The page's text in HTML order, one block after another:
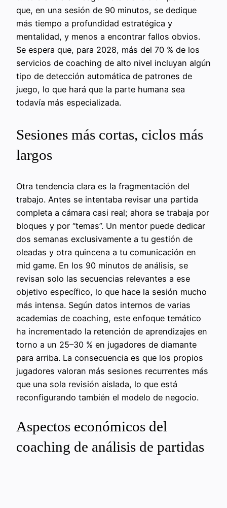
que, en una sesión de 90 minutos, se dedique
más tiempo a profundidad estratégica y
mentalidad, y menos a encontrar fallos obvios.
Se espera que, para 2028, más del 70 % de los
servicios de coaching de alto nivel incluyan algún
tipo de detección automática de patrones de
juego, lo que hará que la parte humana sea
todavía más especializada.
Sesiones más cortas, ciclos más
largos
Otra tendencia clara es la fragmentación del
trabajo. Antes se intentaba revisar una partida
completa a cámara casi real; ahora se trabaja por
bloques y por “temas”. Un mentor puede dedicar
dos semanas exclusivamente a tu gestión de
oleadas y otra quincena a tu comunicación en
mid game. En los 90 minutos de análisis, se
revisan solo las secuencias relevantes a ese
objetivo específico, lo que hace la sesión mucho
más intensa. Según datos internos de varias
academias de coaching, este enfoque temático
ha incrementado la retención de aprendizajes en
torno a un 25–30 % en jugadores de diamante
para arriba. La consecuencia es que los propios
jugadores valoran más sesiones recurrentes más
que una sola revisión aislada, lo que está
reconfigurando también el modelo de negocio.
Aspectos económicos del
coaching de análisis de partidas